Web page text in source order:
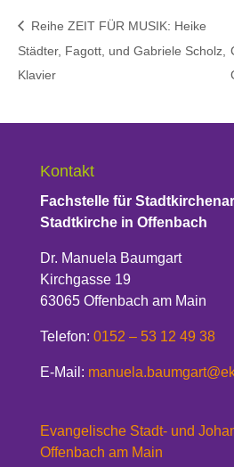
Reihe ZEIT FÜR MUSIK: Heike
Städter, Fagott, und Gabriele Scholz,
Klavier
Kontakt
Fachstelle für
Stadtkirche in Offenbach
Dr. Manuela Baumgart
Kirchgasse 19
63065 Offenbach am Main
Telefon: 0152 – 53 12 49 38
E-Mail:
Evangelische Stadt- und
Offenbach am Main